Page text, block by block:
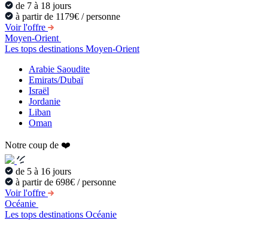
de 7 à 18 jours
à partir de 1179€ / personne
Voir l'offre
Moyen-Orient
Les tops destinations Moyen-Orient
Arabie Saoudite
Emirats/Dubaï
Israël
Jordanie
Liban
Oman
Notre coup de ❤️
de 5 à 16 jours
à partir de 698€ / personne
Voir l'offre
Océanie
Les tops destinations Océanie